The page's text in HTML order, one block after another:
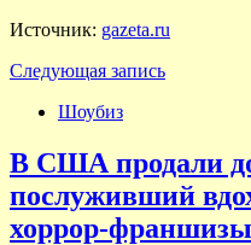
Источник: gazeta.ru
Следующая запись
Шоубиз
В США продали
послуживший
хоррор-